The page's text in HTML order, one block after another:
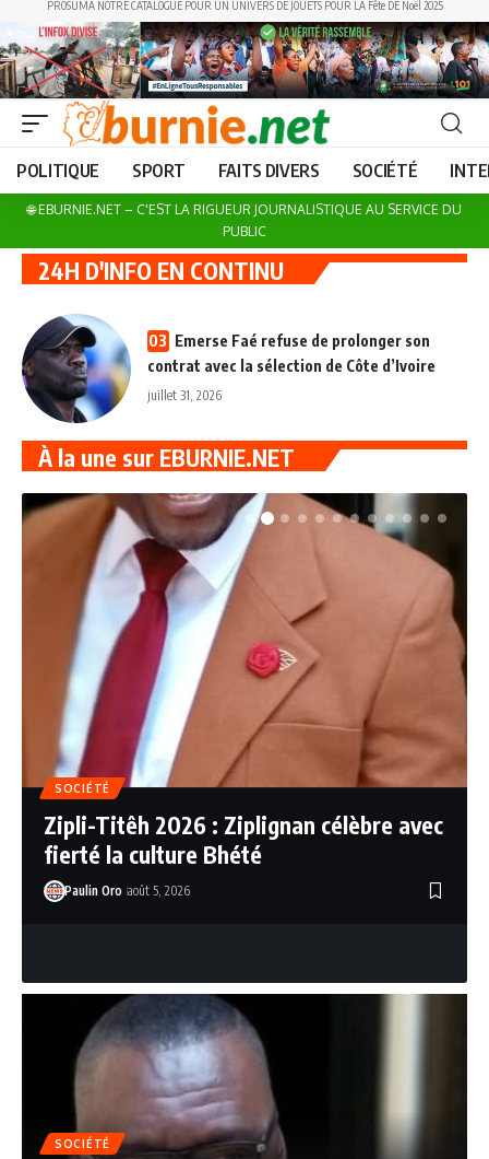
PROSUMA NOTRE CATALOGUE POUR UN UNIVERS DE JOUETS POUR LA Fête DE Noël 2025
POLITIQUE SPORT FAITS DIVERS SOCIÉTÉ
🌐 EBURNIE.NET – C'EST LA RIGUEUR JOURNALISTIQUE AU SERVICE DU
PUBLIC
24H D'INFO EN CONTINU
Emerse Faé refuse de prolonger son
contrat avec la sélection de Côte d’Ivoire
juillet 31, 2026
À la une sur EBURNIE.NET
SOCIÉTÉ
Zipli-Titêh 2026 : Ziplignan célèbre avec
fierté la culture Bhété
Paulin Oro août 5, 2026
SOCIÉTÉ